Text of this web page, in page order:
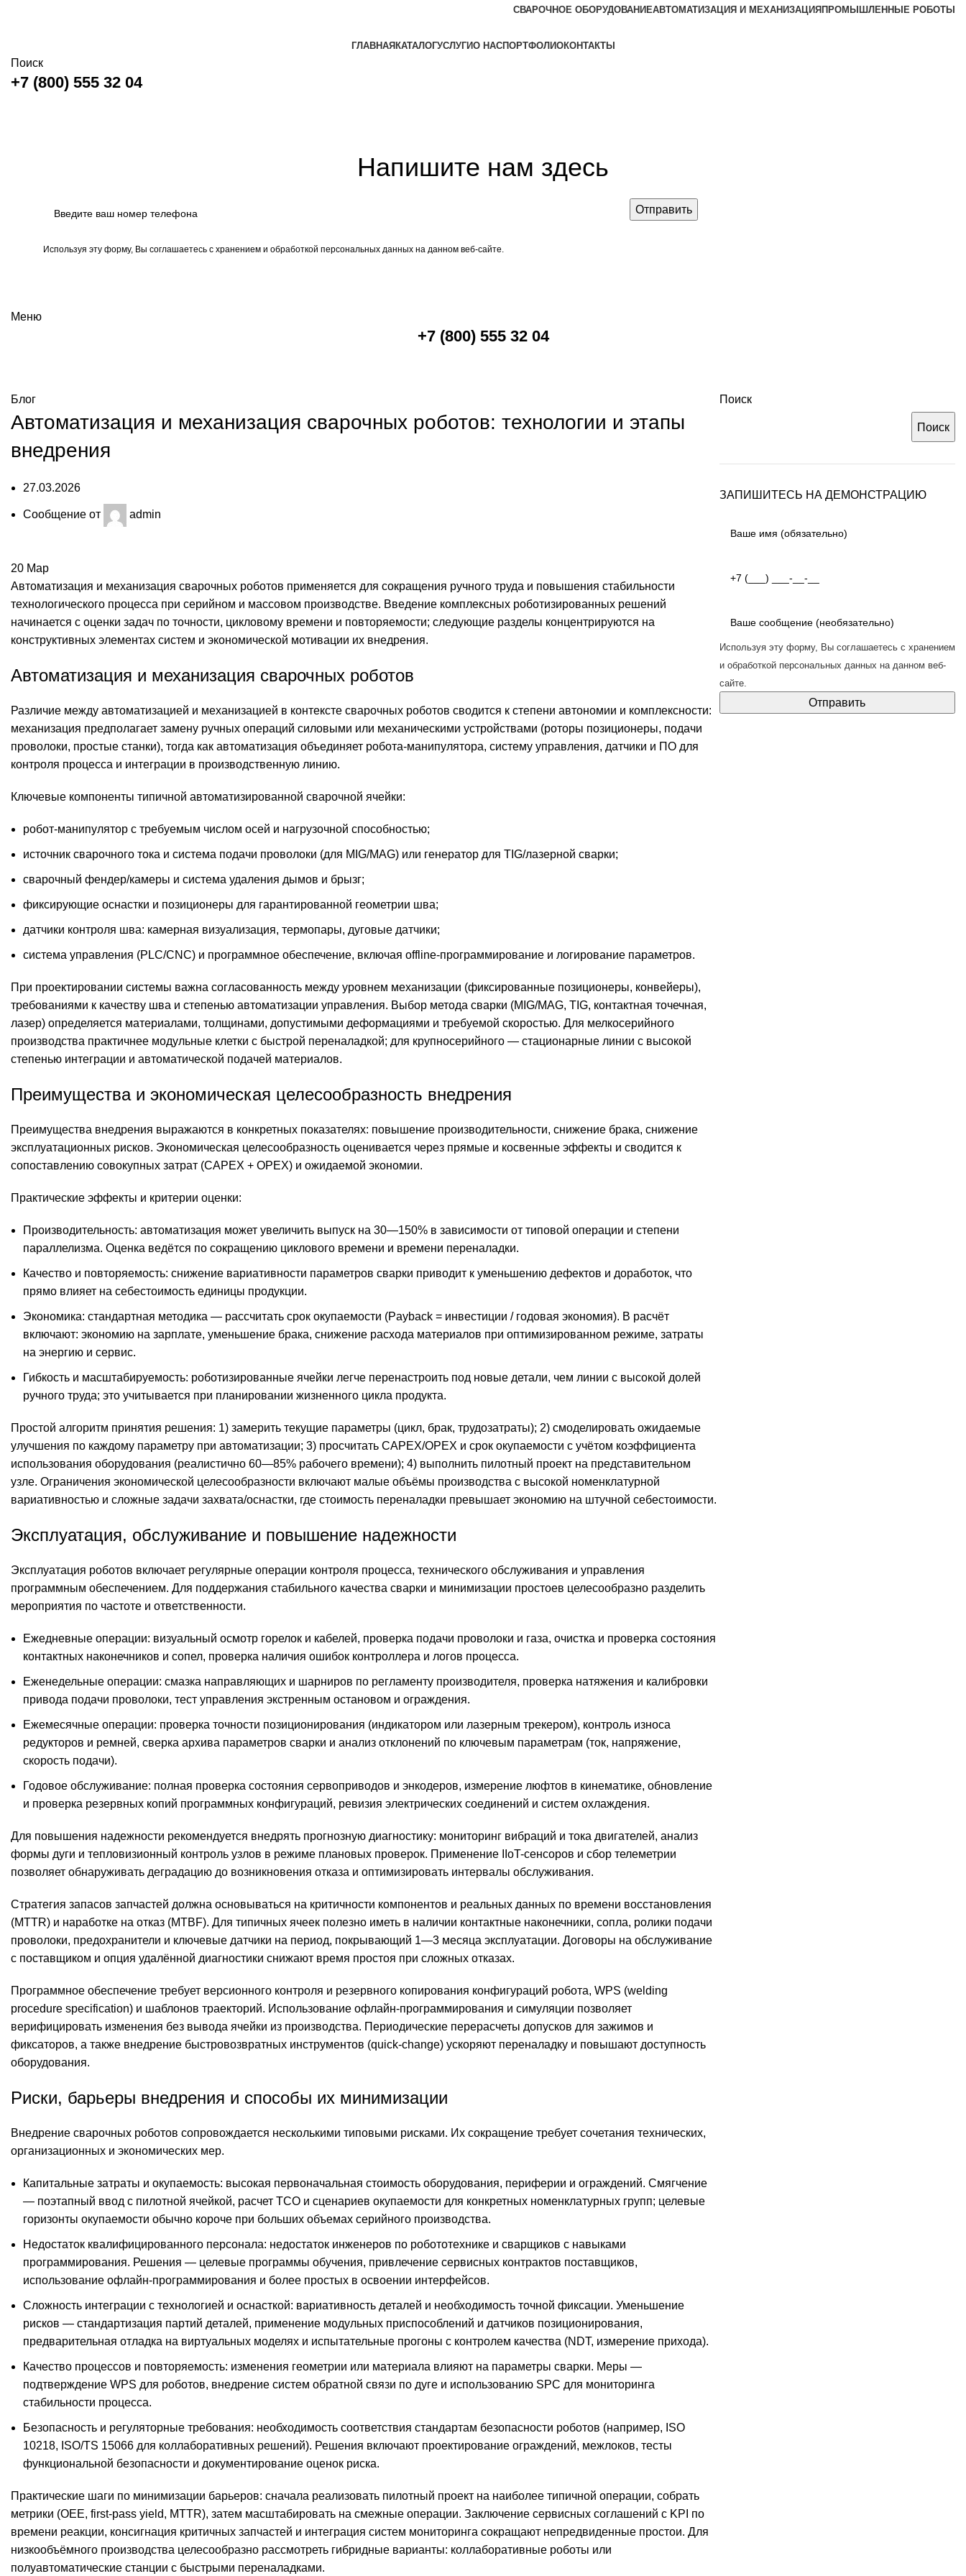
СВАРОЧНОЕ ОБОРУДОВАНИЕАВТОМАТИЗАЦИЯ И МЕХАНИЗАЦИЯ ПРОМЫШЛЕННЫЕ РОБОТЫ
ГЛАВНАЯ КАТАЛОГУСЛУГИО НАСПОРТФОЛИОКОНТАКТЫ
Поиск
+7 (800) 555 32 04
Напишите нам здесь
Используя эту форму, Вы соглашаетесь с хранением и обработкой персональных данных на данном веб-сайте.
Меню
+7 (800) 555 32 04
Блог
Автоматизация и механизация сварочных роботов: технологии и этапы
внедрения
27.03.2026
Сообщение от admin
20 Мар
Автоматизация и механизация сварочных роботов применяется для сокращения ручного труда и повышения стабильности
технологического процесса при серийном и массовом производстве. Введение комплексных роботизированных решений
начинается с оценки задач по точности, цикловому времени и повторяемости; следующие разделы концентрируются на
конструктивных элементах систем и экономической мотивации их внедрения.
Автоматизация и механизация сварочных роботов
Различие между автоматизацией и механизацией в контексте сварочных роботов сводится к степени автономии и комплексности:
механизация предполагает замену ручных операций силовыми или механическими устройствами (роторы позиционеры, подачи
проволоки, простые станки), тогда как автоматизация объединяет робота-манипулятора, систему управления, датчики и ПО для
контроля процесса и интеграции в производственную линию.
Ключевые компоненты типичной автоматизированной сварочной ячейки:
робот-манипулятор с требуемым числом осей и нагрузочной способностью;
источник сварочного тока и система подачи проволоки (для MIG/MAG) или генератор для TIG/лазерной сварки;
сварочный фендер/камеры и система удаления дымов и брызг;
фиксирующие оснастки и позиционеры для гарантированной геометрии шва;
датчики контроля шва: камерная визуализация, термопары, дуговые датчики;
система управления (PLC/CNC) и программное обеспечение, включая offline-программирование и логирование параметров.
При проектировании системы важна согласованность между уровнем механизации (фиксированные позиционеры, конвейеры),
требованиями к качеству шва и степенью автоматизации управления. Выбор метода сварки (MIG/MAG, TIG, контактная точечная,
лазер) определяется материалами, толщинами, допустимыми деформациями и требуемой скоростью. Для мелкосерийного
производства практичнее модульные клетки с быстрой переналадкой; для крупносерийного — стационарные линии с высокой
степенью интеграции и автоматической подачей материалов.
Преимущества и экономическая целесообразность внедрения
Преимущества внедрения выражаются в конкретных показателях: повышение производительности, снижение брака, снижение
эксплуатационных рисков. Экономическая целесообразность оценивается через прямые и косвенные эффекты и сводится к
сопоставлению совокупных затрат (CAPEX + OPEX) и ожидаемой экономии.
Практические эффекты и критерии оценки:
Производительность: автоматизация может увеличить выпуск на 30—150% в зависимости от типовой операции и степени
параллелизма. Оценка ведётся по сокращению циклового времени и времени переналадки.
Качество и повторяемость: снижение вариативности параметров сварки приводит к уменьшению дефектов и доработок, что
прямо влияет на себестоимость единицы продукции.
Экономика: стандартная методика — рассчитать срок окупаемости (Payback = инвестиции / годовая экономия). В расчёт
включают: экономию на зарплате, уменьшение брака, снижение расхода материалов при оптимизированном режиме, затраты
на энергию и сервис.
Гибкость и масштабируемость: роботизированные ячейки легче перенастроить под новые детали, чем линии с высокой долей
ручного труда; это учитывается при планировании жизненного цикла продукта.
Простой алгоритм принятия решения: 1) замерить текущие параметры (цикл, брак, трудозатраты); 2) смоделировать ожидаемые
улучшения по каждому параметру при автоматизации; 3) просчитать CAPEX/OPEX и срок окупаемости с учётом коэффициента
использования оборудования (реалистично 60—85% рабочего времени); 4) выполнить пилотный проект на представительном
узле. Ограничения экономической целесообразности включают малые объёмы производства с высокой номенклатурной
вариативностью и сложные задачи захвата/оснастки, где стоимость переналадки превышает экономию на штучной себестоимости.
Эксплуатация, обслуживание и повышение надежности
Эксплуатация роботов включает регулярные операции контроля процесса, технического обслуживания и управления
программным обеспечением. Для поддержания стабильного качества сварки и минимизации простоев целесообразно разделить
мероприятия по частоте и ответственности.
Ежедневные операции: визуальный осмотр горелок и кабелей, проверка подачи проволоки и газа, очистка и проверка состояния
контактных наконечников и сопел, проверка наличия ошибок контроллера и логов процесса.
Еженедельные операции: смазка направляющих и шарниров по регламенту производителя, проверка натяжения и калибровки
привода подачи проволоки, тест управления экстренным остановом и ограждения.
Ежемесячные операции: проверка точности позиционирования (индикатором или лазерным трекером), контроль износа
редукторов и ремней, сверка архива параметров сварки и анализ отклонений по ключевым параметрам (ток, напряжение,
скорость подачи).
Годовое обслуживание: полная проверка состояния сервоприводов и энкодеров, измерение люфтов в кинематике, обновление
и проверка резервных копий программных конфигураций, ревизия электрических соединений и систем охлаждения.
Для повышения надежности рекомендуется внедрять прогнозную диагностику: мониторинг вибраций и тока двигателей, анализ
формы дуги и тепловизионный контроль узлов в режиме плановых проверок. Применение IIoT-сенсоров и сбор телеметрии
позволяет обнаруживать деградацию до возникновения отказа и оптимизировать интервалы обслуживания.
Стратегия запасов запчастей должна основываться на критичности компонентов и реальных данных по времени восстановления
(MTTR) и наработке на отказ (MTBF). Для типичных ячеек полезно иметь в наличии контактные наконечники, сопла, ролики подачи
проволоки, предохранители и ключевые датчики на период, покрывающий 1—3 месяца эксплуатации. Договоры на обслуживание
с поставщиком и опция удалённой диагностики снижают время простоя при сложных отказах.
Программное обеспечение требует версионного контроля и резервного копирования конфигураций робота, WPS (welding
procedure specification) и шаблонов траекторий. Использование офлайн‑программирования и симуляции позволяет
верифицировать изменения без вывода ячейки из производства. Периодические перерасчеты допусков для зажимов и
фиксаторов, а также внедрение быстровозвратных инструментов (quick‑change) ускоряют переналадку и повышают доступность
оборудования.
Риски, барьеры внедрения и способы их минимизации
Внедрение сварочных роботов сопровождается несколькими типовыми рисками. Их сокращение требует сочетания технических,
организационных и экономических мер.
Капитальные затраты и окупаемость: высокая первоначальная стоимость оборудования, периферии и ограждений. Смягчение
— поэтапный ввод с пилотной ячейкой, расчет TCO и сценариев окупаемости для конкретных номенклатурных групп; целевые
горизонты окупаемости обычно короче при больших объемах серийного производства.
Недостаток квалифицированного персонала: недостаток инженеров по робототехнике и сварщиков с навыками
программирования. Решения — целевые программы обучения, привлечение сервисных контрактов поставщиков,
использование офлайн‑программирования и более простых в освоении интерфейсов.
Сложность интеграции с технологией и оснасткой: вариативность деталей и необходимость точной фиксации. Уменьшение
рисков — стандартизация партий деталей, применение модульных приспособлений и датчиков позиционирования,
предварительная отладка на виртуальных моделях и испытательные прогоны с контролем качества (NDT, измерение прихода).
Качество процессов и повторяемость: изменения геометрии или материала влияют на параметры сварки. Меры —
подтверждение WPS для роботов, внедрение систем обратной связи по дуге и использованию SPC для мониторинга
стабильности процесса.
Безопасность и регуляторные требования: необходимость соответствия стандартам безопасности роботов (например, ISO
10218, ISO/TS 15066 для коллаборативных решений). Решения включают проектирование ограждений, межлоков, тесты
функциональной безопасности и документирование оценок риска.
Практические шаги по минимизации барьеров: сначала реализовать пилотный проект на наиболее типичной операции, собрать
метрики (OEE, first‑pass yield, MTTR), затем масштабировать на смежные операции. Заключение сервисных соглашений с KPI по
времени реакции, консигнация критичных запчастей и интеграция систем мониторинга сокращают непредвиденные простои. Для
низкообъёмного производства целесообразно рассмотреть гибридные варианты: коллаборативные роботы или
полуавтоматические станции с быстрыми переналадками.
Поиск
Поиск
ЗАПИШИТЕСЬ НА ДЕМОНСТРАЦИЮ
Используя эту форму, Вы соглашаетесь с хранением
и обработкой персональных данных на данном веб-
сайте.